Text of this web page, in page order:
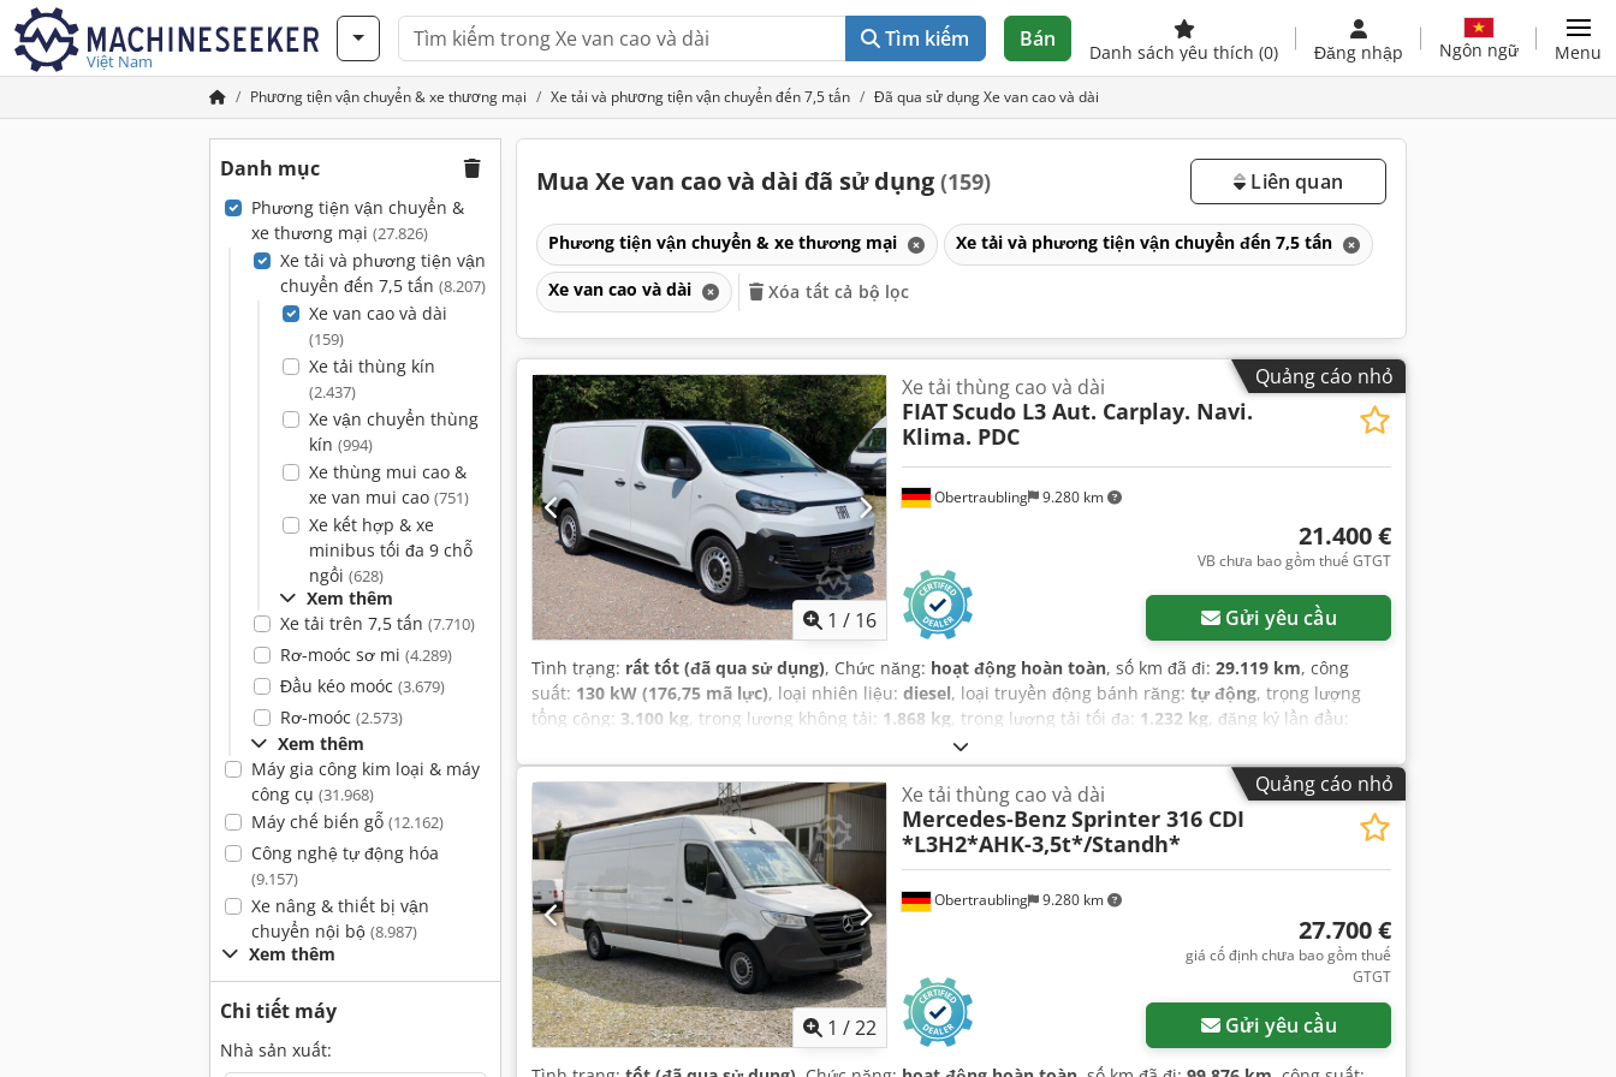
Việt Nam
Tìm kiếm Bán
Danh sách yêu thích (0) Đăng nhập Ngôn ngữ Menu
Phương tiện vận chuyển & xe thương mại Xe tải và phương tiện vận chuyển đến 7,5 tấn Đã qua sử dụng Xe van cao và dài
Danh mục
Phương tiện vận chuyển &
xe thương mại (27.826)
Xe tải và phương tiện vận
chuyển đến 7,5 tấn (8.207)
Xe van cao và dài
(159)
Xe tải thùng kín
(2.437)
Xe vận chuyển thùng
kín (994)
Xe thùng mui cao &
xe van mui cao (751)
Xe kết hợp & xe
minibus tối đa 9 chỗ
ngồi (628)
Xem thêm
Xe tải trên 7,5 tấn (7.710)
Rơ-moóc sơ mi (4.289)
Đầu kéo moóc (3.679)
Rơ-moóc (2.573)
Xem thêm
Máy gia công kim loại & máy
công cụ (31.968)
Máy chế biến gỗ (12.162)
Công nghệ tự động hóa
(9.157)
Xe nâng & thiết bị vận
chuyển nội bộ (8.987)
Xem thêm
Chi tiết máy
Nhà sản xuất:
Mua Xe van cao và dài đã sử dụng (159) Liên quan
Phương tiện vận chuyển & xe thương mại Xe tải và phương tiện vận chuyển đến 7,5 tấn
Xe van cao và dài Xóa tất cả bộ lọc
Quảng cáo nhỏ
1 / 16
Obertraubling 9.280 km
Xe tải thùng cao và dài
FIATScudo L3 Aut. Carplay. Navi.
Klima. PDC
21.400 €
VB chưa bao gồm thuế GTGT
Gửi yêu cầu
Tình trạng: rất tốt (đã qua sử dụng), Chức năng: hoạt động hoàn toàn, số km đã đi: 29.119 km, công
suất: 130 kW (176,75 mã lực), loại nhiên liệu: diesel, loại truyền động bánh răng: tự động, trọng lượng
tổng cộng: 3.100 kg, trọng lượng không tải: 1.868 kg, trọng lượng tải tối đa: 1.232 kg, đăng ký lần đầu:
, chiều dài không gian chứa hàng:
khoang hàng:1.260 mm, chiều cao khoang chứa hàng:1.300 mm, hạng mục khí thải:Euro 6, màu sắc:
trắng
, số chỗ ngồi: , số lượng chủ sở hữu trước đó: 1, Năm sản xuất:2025
, số máy/phương tiện:
MFZ5196, Thiết bị:ABS, bảo hành xe đã qua sử dụng, bộ lọc muội than, chương trình cân bằng điện tử
(ESP), cảm biến đỗ xe, cửa trượt, hệ thống chống trộm (immobilizer), hệ thống định vị, khóa trung
tâm, kiểm soát hành trình, kiểm soát lực kéo, lốp xe mọi mùa, máy tính trên xe, trợ lực lái, túi khí,
điều hòa không khí, đăng ký xe tải, đăng ký xe ô tô,
Quảng cáo nhỏ
1 /22
Obertraubling 9.280 km
Xe tải thùng cao và dài
Mercedes-BenzSprinter 316 CDI
*L3H2*AHK-3,5t*/Standh*
27.700 €
giá cố định chưa bao gồm thuế
GTGT
Gửi yêu cầu